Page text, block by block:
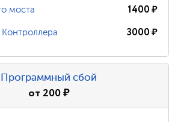
моста 1400₽
3000₽
Программный сбой
от 200₽